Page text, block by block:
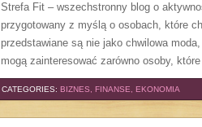
Strefa Fit – wszechstronny blog o
przygotowany z myślą o osobach, które
przedstawiane są nie jako chwilowa
mogą zainteresować zarówno osoby, które
CATEGORIES: BIZNES, FINANSE, EKONOMIA